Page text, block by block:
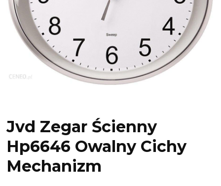
Jvd Zegar Ścienny
Hp6646 Owalny Cichy
Mechanizm